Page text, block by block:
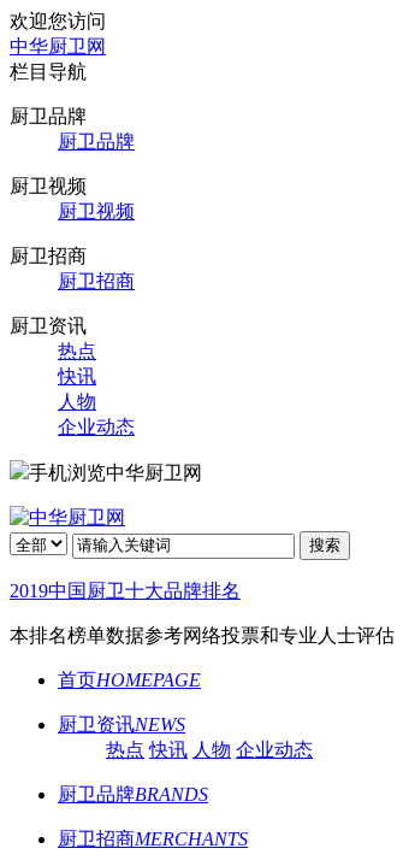
欢迎您访问
中华厨卫网
栏目导航
厨卫品牌
厨卫品牌
厨卫视频
厨卫视频
厨卫招商
厨卫招商
厨卫资讯
热点
快讯
人物
企业动态
手机浏览中华厨卫网
搜索
2019中国厨卫十大品牌排名
本排名榜单数据参考网络投票和专业人士评估
首页HOMEPAGE
厨卫资讯NEWS
热点 快讯 人物 企业动态
厨卫品牌BRANDS
厨卫招商MERCHANTS